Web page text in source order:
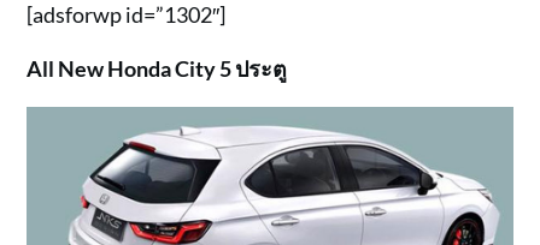
[adsforwp id=”1302″]
All New Honda City 5 ประตู